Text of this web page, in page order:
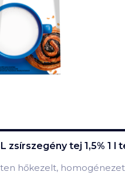
zsírszegény tej 1,5% 1 l
hőkezelt,